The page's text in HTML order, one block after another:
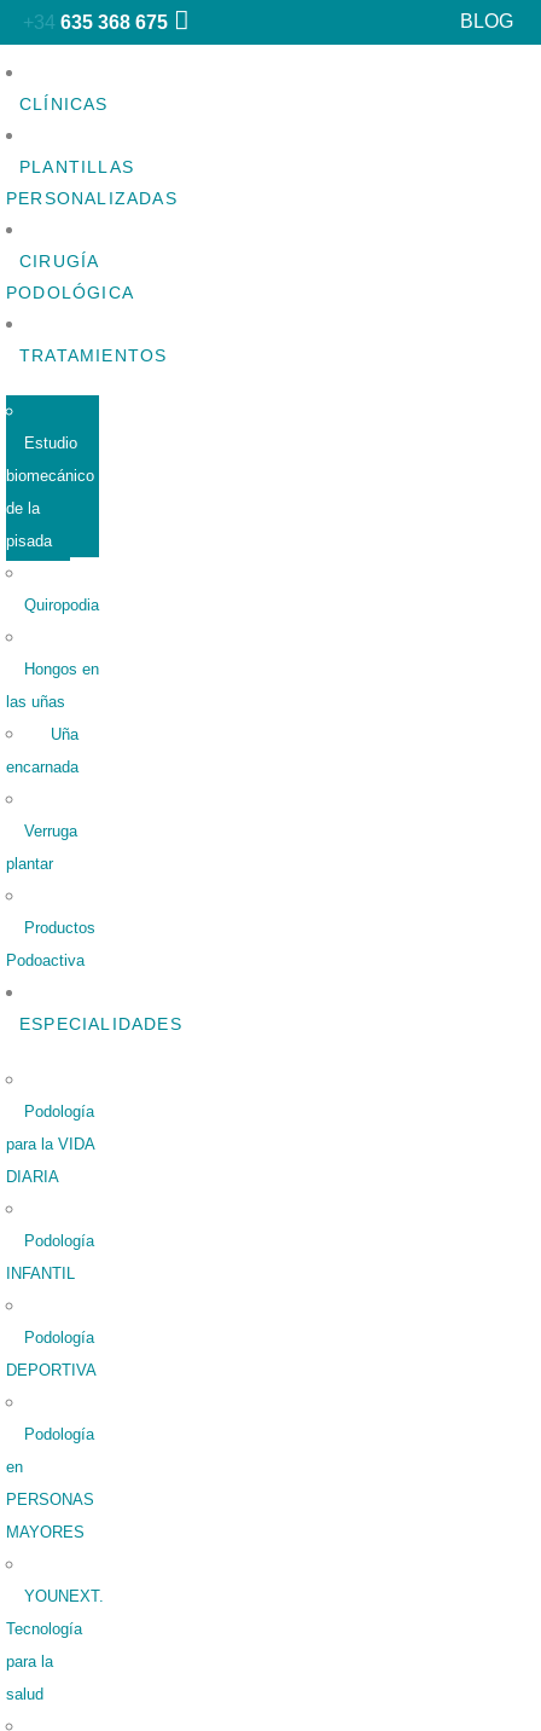
+34 635 368 675 BLOG
CLÍNICAS
PLANTILLAS
PERSONALIZADAS
CIRUGÍA
PODOLÓGICA
TRATAMIENTOS
Estudio
biomecánico
de la
pisada
Quiropodia
Hongos en
las uñas
Uña
encarnada
Verruga
plantar
Productos
Podoactiva
ESPECIALIDADES
Podología
para la VIDA
DIARIA
Podología
INFANTIL
Podología
DEPORTIVA
Podología
en
PERSONAS
MAYORES
YOUNEXT.
Tecnología
para la
salud